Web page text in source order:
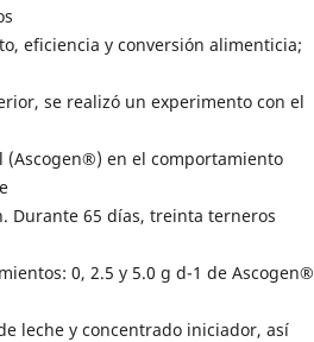
eficiencia y conversión alimenticia;
se realizó un experimento con el
en el comportamiento
Durante 65 días, treinta terneros
0, 2.5 y 5.0 g d-1 de Ascogen®
leche y concentrado iniciador, así